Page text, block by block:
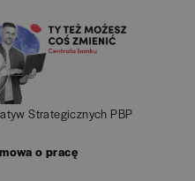
Strategicznych PBP
o pracę